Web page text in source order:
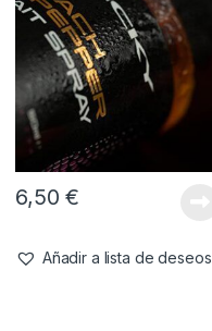
6,50€
Añadir a lista de deseos